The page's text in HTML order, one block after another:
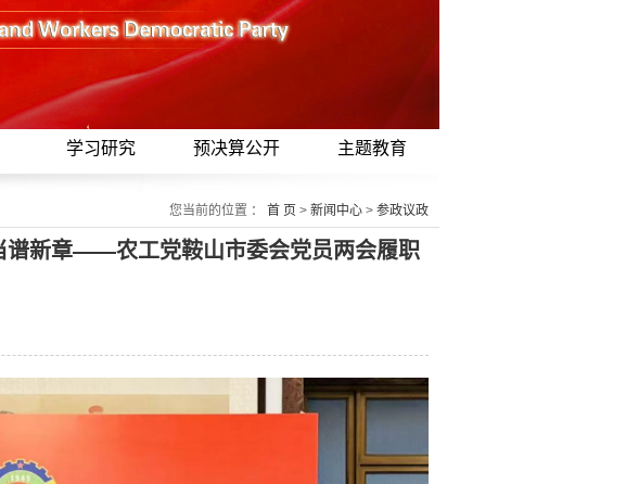
学习研究 预决算公开 主题教育
您当前的位置 ： 首 页 > 新闻中心 > 参政议政
谱新章——农工党鞍山市委会党员两会履职